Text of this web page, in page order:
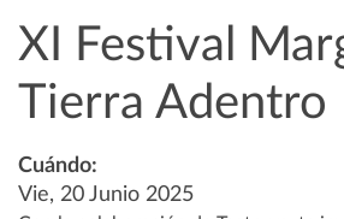
XI Festival
Tierra Adentro
Cuándo:
Vie, 20 Junio 2025